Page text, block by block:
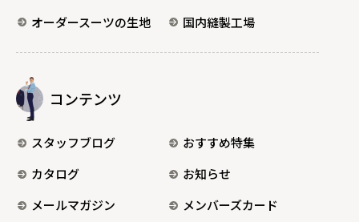
オーダースーツの生地
国内縫製工場
コンテンツ
スタッフブログ
おすすめ特集
カタログ
お知らせ
メールマガジン
メンバーズカード